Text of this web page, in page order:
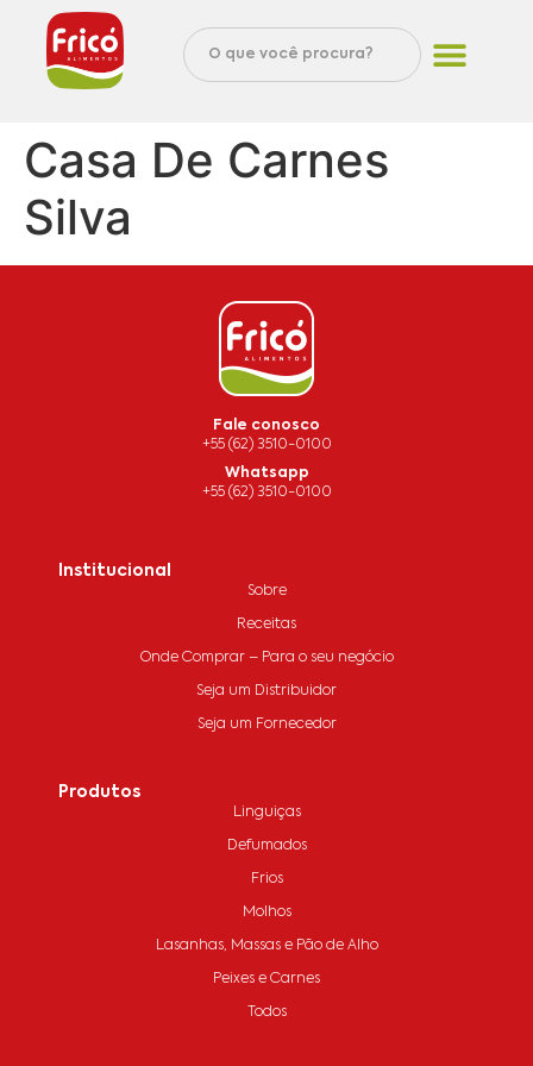
Casa De Carnes
Silva
Fale conosco
+55 (62) 3510-0100
Whatsapp
+55 (62) 3510-0100
Institucional
Sobre
Receitas
Onde Comprar – Para o seu negócio
Seja um Distribuidor
Seja um Fornecedor
Produtos
Linguiças
Defumados
Frios
Molhos
Lasanhas, Massas e Pão de Alho
Peixes e Carnes
Todos